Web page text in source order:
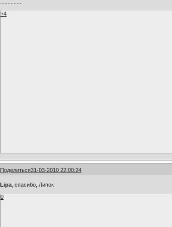
+4
Поделиться31-03-2010 22:00:24
Lipa, спасибо, Липок
0